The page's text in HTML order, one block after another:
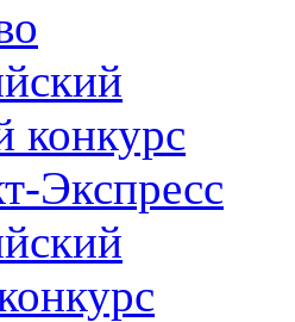
конкурс
Экспресс